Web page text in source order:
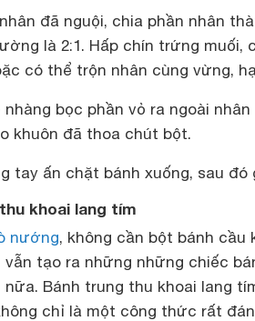
đã nguội, chia phần nhân
là 2:1. Hấp chín trứng muối,
có thể trộn nhân cùng vừng,
nhàng bọc phần vỏ ra ngoài
khuôn đã thoa chút bột.
tay ấn chặt bánh xuống, sau đó
khoai lang tím
nướng, không cần bột bánh cầu
vẫn tạo ra những những chiếc
Bánh trung thu khoai lang
chỉ là một công thức rất